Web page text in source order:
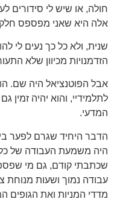
חולה, או שיש לי סידורים
אלה היא שאני מפספס חלק
שנית, ולא כל כך נעים לי
הזדמנויות מכיוון שלא
אבל הפוטנציאל היה שם.
לתלמידיי, והוא יהיה
המדעי.
הדבר היחיד שגרם לפער
היה משמעת העבודה של
שכתבתי קודם, גם מי
עבודה נמוך ושעות מנוחת
מדדי המניות ואת הגופים